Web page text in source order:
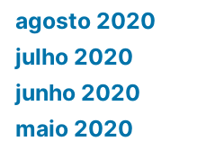
agosto 2020
julho 2020
junho 2020
maio 2020